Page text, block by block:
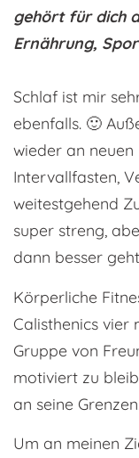
gehört für dich
Ernährung,
Schlaf ist mir
ebenfalls. 🙂
wieder an
Intervallfasten,
weitestgehend
super streng,
dann besser
Körperliche
Calisthenics vier
Gruppe von
motiviert zu
an seine
Um an meinen